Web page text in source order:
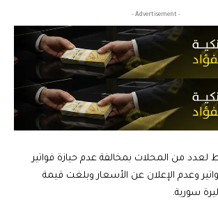
- Advertisement -
لعدد من المحلات بمخالفة عدم حيازة فواتير
وعدم الإعلان عن الأسعار وبلغت قيمة